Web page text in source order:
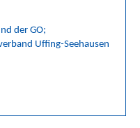
der GO;
Uffing-Seehausen